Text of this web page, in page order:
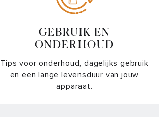
GEBRUIK EN
ONDERHOUD
Tips voor onderhoud, dagelijks gebruik
en een lange levensduur van jouw
apparaat.